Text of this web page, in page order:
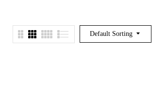
Default Sorting